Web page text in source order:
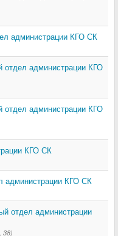
администрации КГО СК
отдел администрации КГО
отдел администрации КГО
КГО СК
администрации КГО СК
отдел администрации
38)